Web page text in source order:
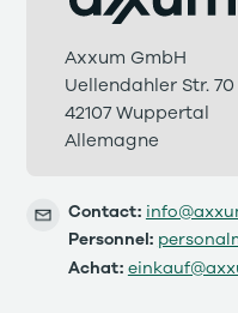
Axxum GmbH
Uellendahler Str. 70
42107 Wuppertal
Allemagne
Contact:
Personnel:
Achat: